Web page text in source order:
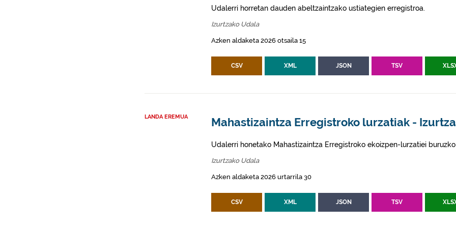
Udalerri horretan dauden abeltzaintzako ustiategien erregistroa.
Izurtzako Udala
Azken aldaketa 2026 otsaila 15
CSV XML JSON TSV
LANDA EREMUA Mahastizaintza Erregistroko lurzatiak - Izurtza
Udalerri honetako Mahastizaintza Erregistroko ekoizpen-lurzatiei
Izurtzako Udala
Azken aldaketa 2026 urtarrila 30
CSV XML JSON TSV